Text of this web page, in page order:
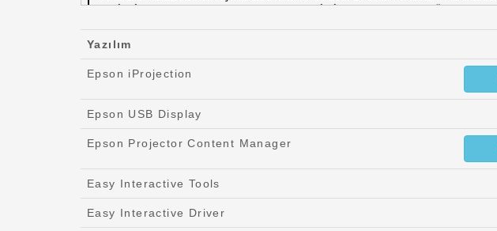
Yazılım
Epson iProjection
Epson USB Display
Epson Projector Content Manager
Easy Interactive Tools
Easy Interactive Driver